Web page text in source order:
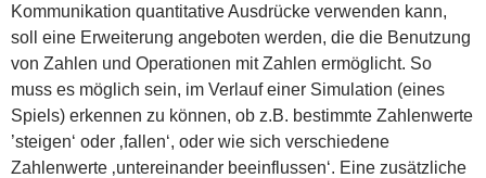
Kommunikation quantitative Ausdrücke verwenden kann,
soll eine Erweiterung angeboten werden, die die Benutzung
von Zahlen und Operationen mit Zahlen ermöglicht. So
muss es möglich sein, im Verlauf einer Simulation (eines
Spiels) erkennen zu können, ob z.B. bestimmte Zahlenwerte
’steigen‘ oder ‚fallen‘, oder wie sich verschiedene
Zahlenwerte ‚untereinander beeinflussen‘. Eine zusätzliche